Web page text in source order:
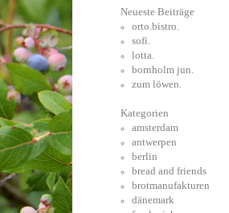
Neueste Beiträge
orto.bistro.
sofi.
lotta.
bornholm jun.
zum löwen.
Kategorien
amsterdam
antwerpen
berlin
bread and friends
brotmanufakturen
dänemark